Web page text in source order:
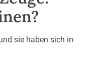
sie haben sich in